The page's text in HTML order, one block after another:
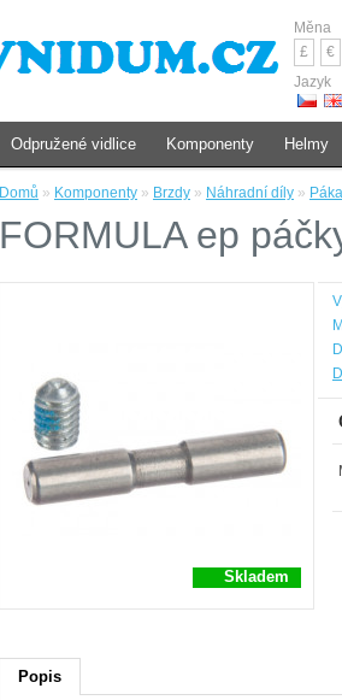
Jazyk
Měna
£
€
Domů » Komponenty » Brzdy » Náhradní díly »
FORMULA ep
Skladem
Popis
Odpružené vidlice Komponenty Helmy